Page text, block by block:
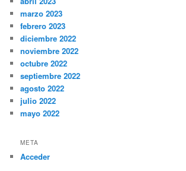
marzo 2023
febrero 2023
diciembre 2022
noviembre 2022
octubre 2022
septiembre 2022
agosto 2022
julio 2022
mayo 2022
META
Acceder